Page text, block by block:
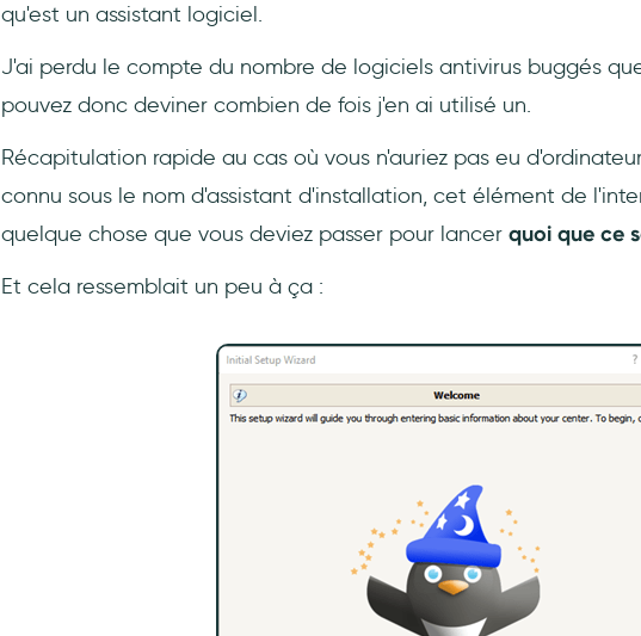
qu'est un assistant logiciel.
J'ai perdu le compte du nombre de logiciels antivirus buggés
pouvez donc deviner combien de fois j'en ai utilisé un.
Récapitulation rapide au cas où vous n'auriez pas eu
connu sous le nom d'assistant d'installation, cet élément de
quelque chose que vous deviez passer pour lancer quoi que ce
Et cela ressemblait un peu à ça :